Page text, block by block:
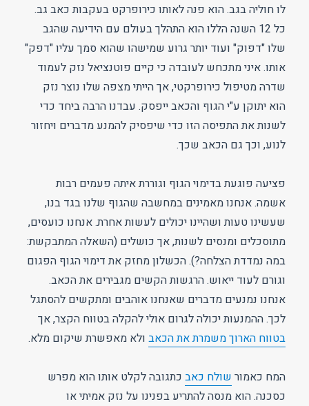
לו חוליה בגב. הוא פנה לאותו כירופרקט בעקבות כאב גב.
כל 12 השנה הללו הוא התהלך בעולם עם הידיעה שהגב
שלו "דפוק" ועוד יותר גרוע שמישהו שהוא סמך עליו "דפק"
אותו. איני מתכחש לעובדה כי קיים פוטנציאל נזק לעמוד
שדרה מטיפול כירופרקטי, אך הייתי מצפה שלו נוצר נזק
הוא יתוקן ע"י הגוף והכאב ייפסק. עבדנו הרבה ביחד כדי
לשנות את התפיסה הזו כדי שיפסיק להמנע מדברים ויחזור
לנוע, וכך גם הכאב שכך.
פציעה פוגעת בדימוי הגוף וגוררת איתה פעמים רבות
אשמה. אנחנו מאמינים במחשבה שהגוף שלנו בגד בנו,
שעשינו טעות ושהיינו יכולים לעשות אחרת. אנחנו כועסים,
מתוסכלים ומנסים לשנות, אך כושלים (השאלה המתבקשת:
במה נמדדת הצלחה?). הכשלון מחזק את דימוי הגוף הפגום
וגורם לעוד ייאוש. הרגשות הקשים מגבירים את הכאב.
אנחנו נמנעים מדברים שאנחנו אוהבים ומתקשים להסתגל
לכך. ההמנעות יכולה לגרום אולי להקלה בטווח הקצר, אך
בטווח הארוך משמרת את הכאב ולא מאפשרת שיקום מלא.
המח כאמור שולח כאב כתגובה לקלט אותו הוא מפרש
כסכנה. הוא מנסה להתריע בפנינו על נזק אמיתי או